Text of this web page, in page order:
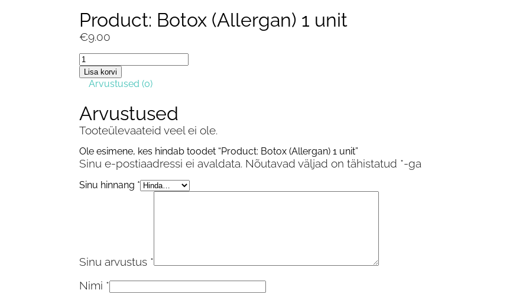
Product: Botox (Allergan) 1 unit
€9.00
Product:
Botox
(Allergan)
kogus
Lisa korvi
Arvustused (0)
Arvustused
Tooteülevaateid veel ei ole.
Ole esimene, kes hindab toodet “Product: Botox (Allergan) 1 unit”
Sinu e-postiaadressi ei avaldata. Nõutavad väljad on tähistatud *-ga
Sinu hinnang *
Sinu arvustus *
Nimi *